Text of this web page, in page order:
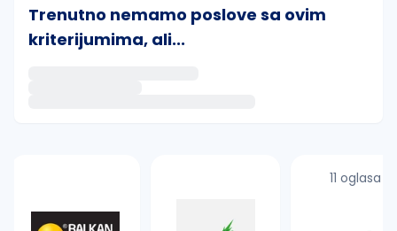
Trenutno nemamo poslove sa ovim
kriterijumima, ali...
Takođe možete da:
11 oglasa